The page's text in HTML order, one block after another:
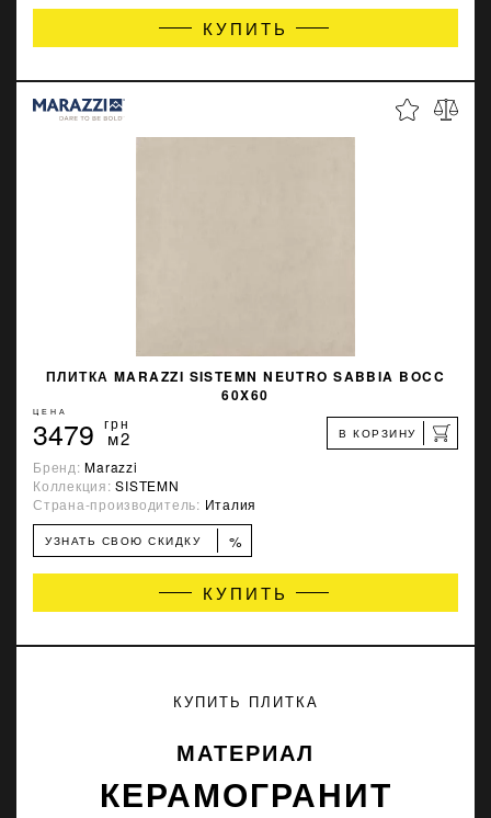
КУПИТЬ
ПЛИТКА MARAZZI SISTEMN NEUTRO SABBIA BOCC
60X60
ЦЕНА
3479 грн
м2 В КОРЗИНУ
Бренд:Marazzi
Коллекция:SISTEMN
Страна-производитель: Италия
УЗНАТЬ СВОЮ СКИДКУ %
КУПИТЬ
КУПИТЬ ПЛИТКА
МАТЕРИАЛ
КЕРАМОГРАНИТ